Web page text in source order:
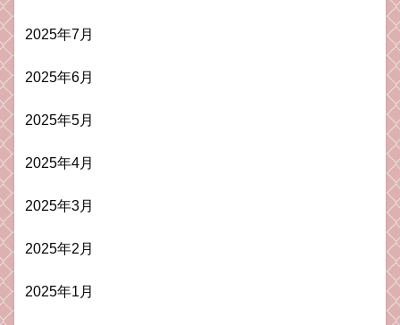
2025年7月
2025年6月
2025年5月
2025年4月
2025年3月
2025年2月
2025年1月